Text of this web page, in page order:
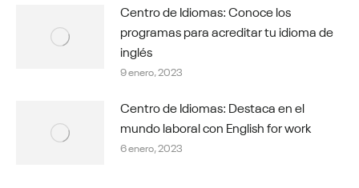
Centro de Idiomas: Conoce los
programas para acreditar tu idioma de
inglés
9 enero, 2023
Centro de Idiomas: Destaca en el
mundo laboral con English for work
6 enero, 2023